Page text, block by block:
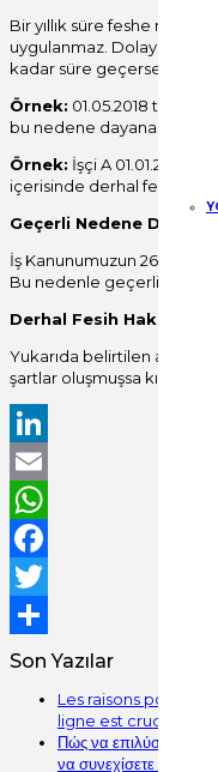
Bir yıllık süre feshe neden
uygulanmaz. Dolayısıyla
kadar süre geçerse geçsin
Örnek: 01.05.2018
bu nedene dayanarak en
Örnek: İşçi A 01.01.2018
içerisinde derhal fesih
Geçerli Nedene
İş Kanunumuzun 26.
Bu nedenle geçerli
Derhal Fesih Hakkını
Yukarıda belirtilen altı iş
şartlar oluşmuşsa kıdem
LinkedIn
Email
WhatsApp
Facebook
Twitter
Share
Son Yazılar
Les raisons pour
ligne est crucial
Πώς να επιλύσετε
να συνεχίσετε να